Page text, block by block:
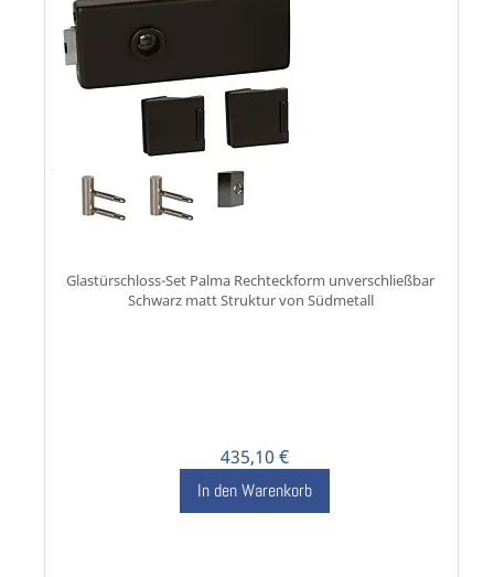
Glastürschloss-Set Palma Rechteckform unverschließbar
Schwarz matt Struktur von Südmetall
435,10 €
In den Warenkorb